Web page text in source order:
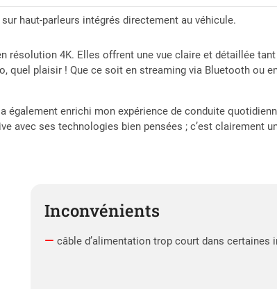
haut-parleurs intégrés directement au véhicule.
4K. Elles offrent une vue claire et détaillée
plaisir ! Que ce soit en streaming via Bluetooth ou
également enrichi mon expérience de conduite
ses technologies bien pensées ; c’est clairement
Inconvénients
câble d’alimentation trop court dans